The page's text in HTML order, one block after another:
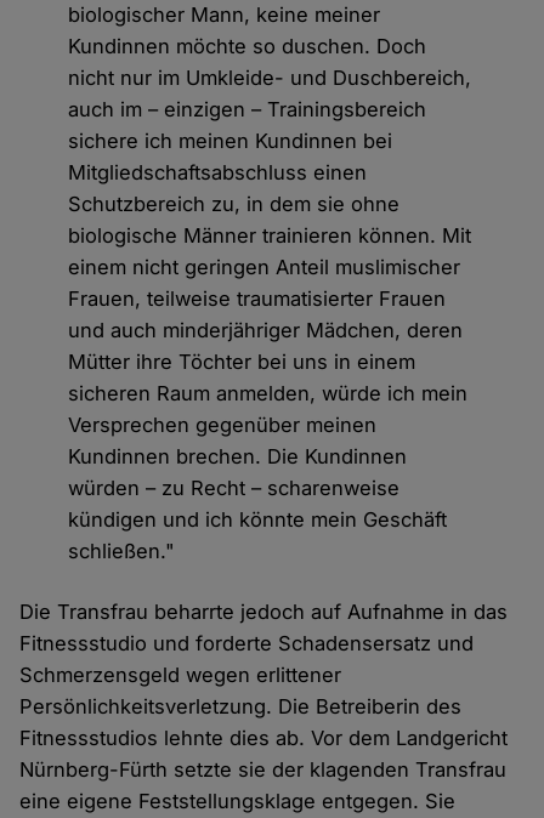
biologischer Mann, keine meiner
Kundinnen möchte so duschen. Doch
nicht nur im Umkleide- und Duschbereich,
auch im – einzigen – Trainingsbereich
sichere ich meinen Kundinnen bei
Mitgliedschaftsabschluss einen
Schutzbereich zu, in dem sie ohne
biologische Männer trainieren können. Mit
einem nicht geringen Anteil muslimischer
Frauen, teilweise traumatisierter Frauen
und auch minderjähriger Mädchen, deren
Mütter ihre Töchter bei uns in einem
sicheren Raum anmelden, würde ich mein
Versprechen gegenüber meinen
Kundinnen brechen. Die Kundinnen
würden – zu Recht – scharenweise
kündigen und ich könnte mein Geschäft
schließen."
Die Transfrau beharrte jedoch auf Aufnahme in das
Fitnessstudio und forderte Schadensersatz und
Schmerzensgeld wegen erlittener
Persönlichkeitsverletzung. Die Betreiberin des
Fitnessstudios lehnte dies ab. Vor dem Landgericht
Nürnberg-Fürth setzte sie der klagenden Transfrau
eine eigene Feststellungsklage entgegen. Sie